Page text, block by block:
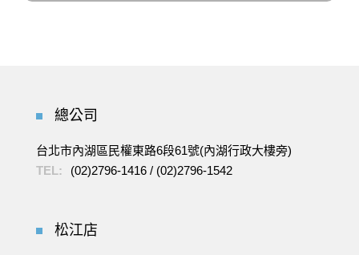
總公司
台北市內湖區民權東路6段61號(內湖行政大樓旁)
TEL:
(02)2796-1416/ (02)2796-1542
松江店